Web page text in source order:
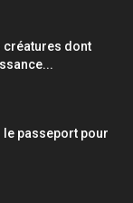
créatures dont
le passeport pour